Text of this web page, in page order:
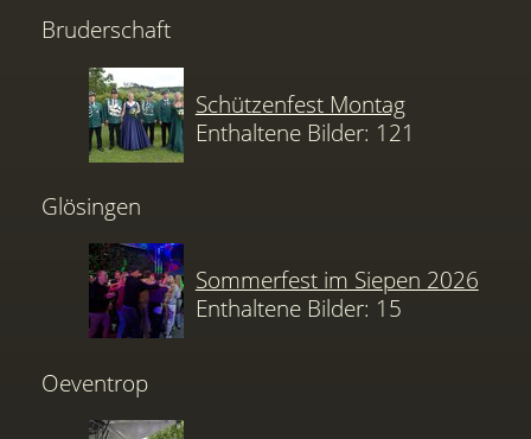
Bruderschaft
Schützenfest Montag
Enthaltene Bilder: 121
Glösingen
Sommerfest im Siepen 2026
Enthaltene Bilder: 15
Oeventrop